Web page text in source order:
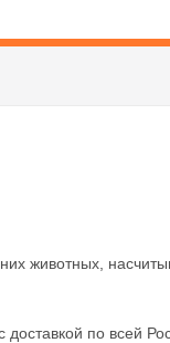
животных,
по всей